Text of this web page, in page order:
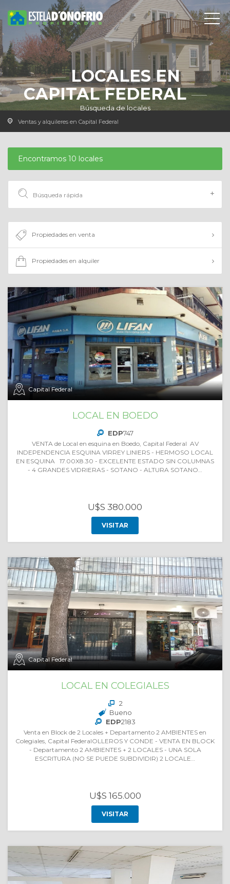
LOCALES EN
CAPITAL FEDERAL
Búsqueda de locales
Ventas y alquileres en Capital Federal
Encontramos 10 locales
Búsqueda rápida
Propiedades en venta
Propiedades en alquiler
Capital Federal
LOCAL EN BOEDO
EDP747
VENTA de Local en esquina en Boedo, Capital Federal AV
INDEPENDENCIA ESQUINA VIRREY LINIERS - HERMOSO LOCAL
EN ESQUINA 17.00X8.30 - EXCELENTE ESTADO SIN COLUMNAS
- 4 GRANDES VIDRIERAS - SOTANO - ALTURA SOTANO…
U$S 380.000
VISITAR
Capital Federal
LOCAL EN COLEGIALES
2
Bueno
EDP2183
Venta en Block de 2 Locales + Departamento 2 AMBIENTES en
Colegiales, Capital FederalOLLEROS Y CONDE - VENTA EN BLOCK
- Departamento 2 AMBIENTES + 2 LOCALES - UNA SOLA
ESCRITURA (NO SE PUEDE SUBDIVIDIR) 2 LOCALE…
U$S 165.000
VISITAR